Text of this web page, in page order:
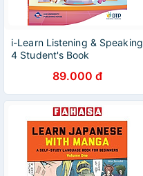
i-Learn Listening & Speaking
4 Student's Book
89.000 đ